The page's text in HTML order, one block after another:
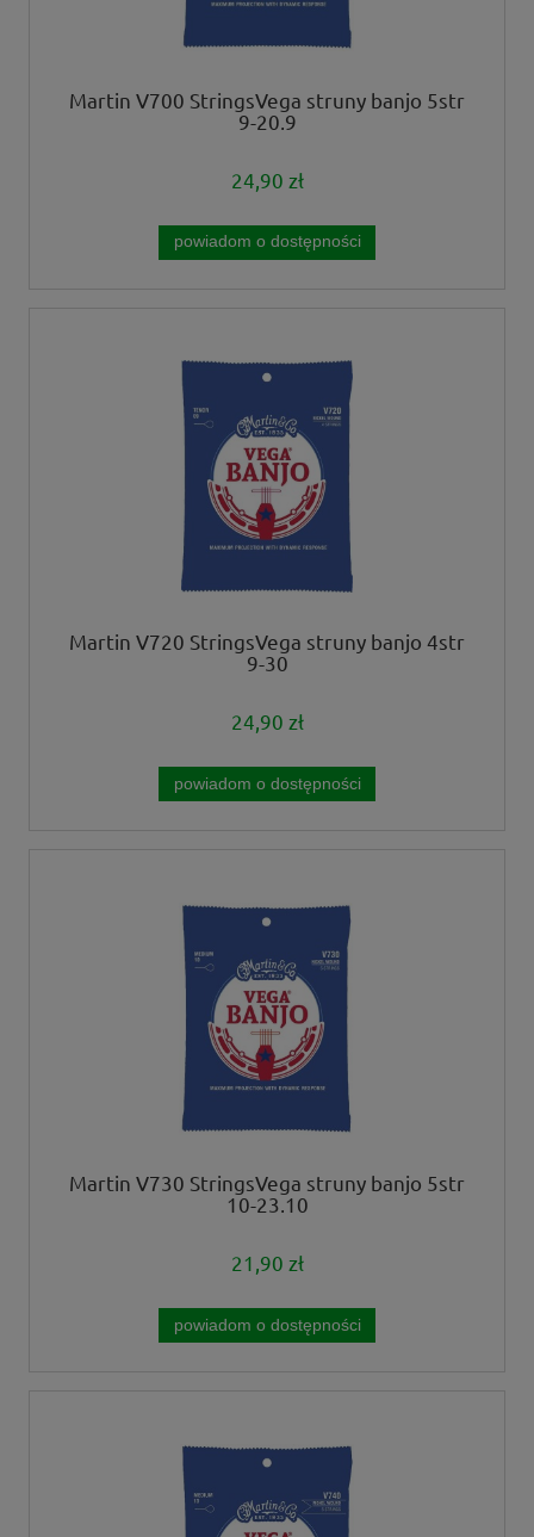
Martin V700 StringsVega struny banjo 5str
9-20,9
24,90 zł
powiadom o dostępności
Martin V720 StringsVega struny banjo 4str
9-30
24,90 zł
powiadom o dostępności
Martin V730 StringsVega struny banjo 5str
10-23,10
21,90 zł
powiadom o dostępności